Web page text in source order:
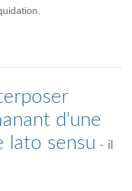
d'une
lato sensu - il